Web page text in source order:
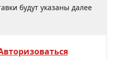
будут указаны далее